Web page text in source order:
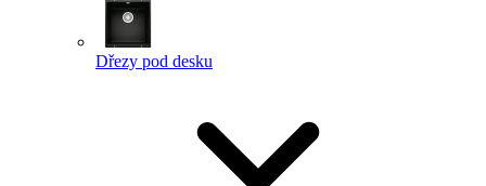
Dřezy pod desku